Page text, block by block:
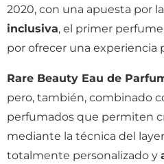
2020, con una apuesta por la
inclusiva, el primer
por ofrecer una experiencia
Rare Beauty Eau de
pero, también, combinado
perfumados que permiten
mediante la técnica del
totalmente personalizado y